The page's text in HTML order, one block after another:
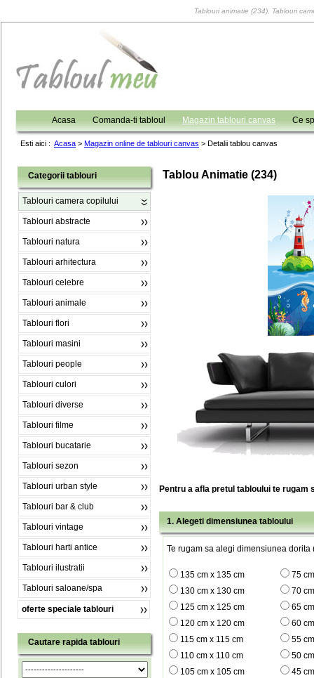
Tablouri animatie (234), Tablouri
Acasa Comanda-ti tabloul Magazin tablouri canvas Ce
Esti aici : Acasa > Magazin online de tablouri canvas > Detalii tablou canvas
Categorii tablouri
Tablouri camera copilului
Tablouri abstracte
Tablouri natura
Tablouri arhitectura
Tablouri celebre
Tablouri animale
Tablouri flori
Tablouri masini
Tablouri people
Tablouri culori
Tablouri diverse
Tablouri filme
Tablouri bucatarie
Tablouri sezon
Tablouri urban style
Tablouri bar & club
Tablouri vintage
Tablouri harti antice
Tablouri ilustratii
Tablouri saloane/spa
oferte speciale tablouri
Cautare rapida tablouri
Tablou Animatie (234)
Pentru a afla pretul tabloului te rugam
1. Alegeti dimensiunea tabloului
Te rugam sa alegi dimensiunea dorita
135 cm x 135 cm
75
130 cm x 130 cm
70
125 cm x 125 cm
65
120 cm x 120 cm
60
115 cm x 115 cm
55
110 cm x 110 cm
50
105 cm x 105 cm
45